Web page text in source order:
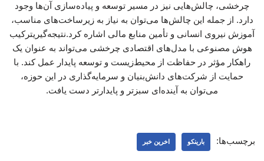
چرخشی، چالش‌هایی نیز در مسیر توسعه و پیاده‌سازی آن‌ها وجود
دارد. از جمله این چالش‌ها می‌توان به نیاز به زیرساخت‌های مناسب،
آموزش نیروی انسانی و تأمین منابع مالی اشاره کرد.نتیجه‌گیریترکیب
هوش مصنوعی با مدل‌های اقتصادی چرخشی می‌تواند به عنوان یک
راهکار مؤثر در حفاظت از محیط‌زیست و توسعه پایدار عمل کند. با
حمایت از شرکت‌های دانش‌بنیان و سرمایه‌گذاری در این حوزه،
می‌توان به آینده‌ای سبزتر و پایدارتر دست یافت.
برچسب‌ها: بارینکو اخرین خبر